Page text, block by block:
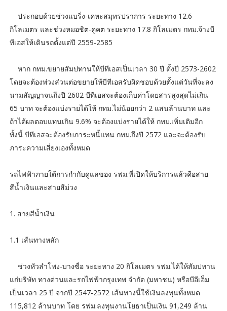
ประกอบด้วยช่วงแบริ่ง-เคหะสมุทรปราการ ระยะทาง 12.6
กิโลเมตร และช่วงหมอชิต-คูคต ระยะทาง 17.8 กิโลเมตร กทม.จ้างบี
ทีเอสให้เดินรถตั้งแต่ปี 2559-2585
หาก กทม.ขยายสัมปทานให้บีทีเอสเป็นเวลา 30 ปี ตั้งปี 2573-2602
โดยจะต้องพ่วงส่วนต่อขยายให้บีทีเอสรับผิดชอบด้วยตั้งแต่วันที่จะลง
นามสัญญาจนถึงปี 2602 บีทีเอสจะต้องเก็บค่าโดยสารสูงสุดไม่เกิน
65 บาท จะต้องแบ่งรายได้ให้ กทม.ไม่น้อยกว่า 2 แสนล้านบาท และ
ถ้าได้ผลตอบแทนเกิน 9.6% จะต้องแบ่งรายได้ให้ กทม.เพิ่มเติมอีก
ทั้งนี้ บีทีเอสจะต้องรับภาระหนี้แทน กทม.ถึงปี 2572 และจะต้องรับ
ภาระความเสี่ยงเองทั้งหมด
รถไฟฟ้าภายใต้การกำกับดูแลของ รฟม.ที่เปิดให้บริการแล้วคือสาย
สีน้ำเงินและสายสีม่วง
1. สายสีน้ำเงิน
1.1 เส้นทางหลัก
ช่วงหัวลำโพง-บางซื่อ ระยะทาง 20 กิโลเมตร รฟม.ได้ให้สัมปทาน
แก่บริษัท ทางด่วนและรถไฟฟ้ากรุงเทพ จำกัด (มหาชน) หรือบีอีเอ็ม
เป็นเวลา 25 ปี จากปี 2547-2572 เส้นทางนี้ใช้เงินลงทุนทั้งหมด
115,812 ล้านบาท โดย รฟม.ลงทุนงานโยธาเป็นเงิน 91,249 ล้าน